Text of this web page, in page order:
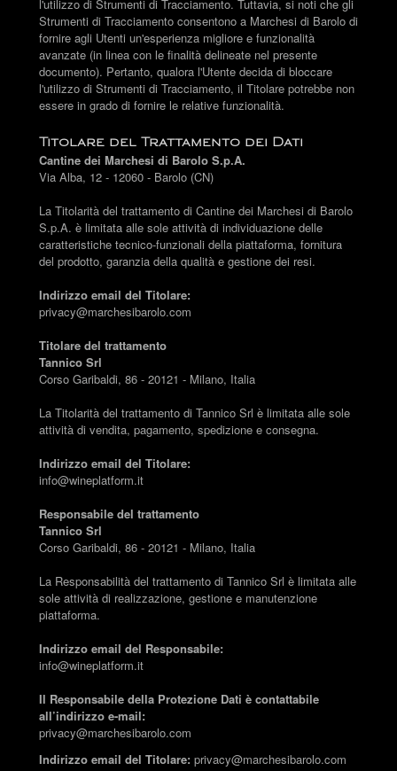
l'utilizzo di Strumenti di Tracciamento. Tuttavia, si noti che gli
Strumenti di Tracciamento consentono a Marchesi di Barolo di
fornire agli Utenti un'esperienza migliore e funzionalità
avanzate (in linea con le finalità delineate nel presente
documento). Pertanto, qualora l'Utente decida di bloccare
l'utilizzo di Strumenti di Tracciamento, il Titolare potrebbe non
essere in grado di fornire le relative funzionalità.
Titolare del Trattamento dei Dati
Cantine dei Marchesi di Barolo S.p.A.
Via Alba, 12 - 12060 - Barolo (CN)
La Titolarità del trattamento di Cantine dei Marchesi di Barolo
S.p.A. è limitata alle sole attività di individuazione delle
caratteristiche tecnico-funzionali della piattaforma, fornitura
del prodotto, garanzia della qualità e gestione dei resi.
Indirizzo email del Titolare:
privacy@marchesibarolo.com
Titolare del trattamento
Tannico Srl
Corso Garibaldi, 86 - 20121 - Milano, Italia
La Titolarità del trattamento di Tannico Srl è limitata alle sole
attività di vendita, pagamento, spedizione e consegna.
Indirizzo email del Titolare:
info@wineplatform.it
Responsabile del trattamento
Tannico Srl
Corso Garibaldi, 86 - 20121 - Milano, Italia
La Responsabilità del trattamento di Tannico Srl è limitata alle
sole attività di realizzazione, gestione e manutenzione
piattaforma.
Indirizzo email del Responsabile:
info@wineplatform.it
Il Responsabile della Protezione Dati è contattabile
all’indirizzo e-mail:
privacy@marchesibarolo.com
Indirizzo email del Titolare: privacy@marchesibarolo.com